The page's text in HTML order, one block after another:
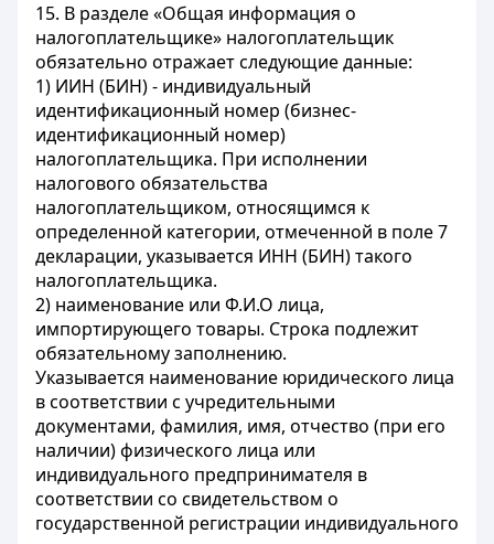
15. В разделе «Общая информация о
налогоплательщике» налогоплательщик
обязательно отражает следующие данные:
1) ИИН (БИН) - индивидуальный
идентификационный номер (бизнес-
идентификационный номер)
налогоплательщика. При исполнении
налогового обязательства
налогоплательщиком, относящимся к
определенной категории, отмеченной в поле 7
декларации, указывается ИНН (БИН) такого
налогоплательщика.
2) наименование или Ф.И.О лица,
импортирующего товары. Строка подлежит
обязательному заполнению.
Указывается наименование юридического лица
в соответствии с учредительными
документами, фамилия, имя, отчество (при его
наличии) физического лица или
индивидуального предпринимателя в
соответствии со свидетельством о
государственной регистрации индивидуального